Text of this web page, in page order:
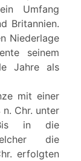
Umfang
Britannien.
Niederlage
seinem
Jahre als
mit einer
Chr. unter
Bis in die
die
erfolgten